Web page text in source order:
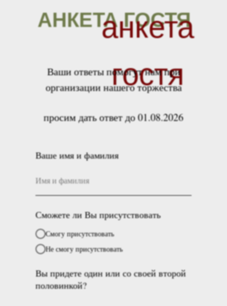
АНКЕТА ГОСТЯ
анкета
гостя
Ваше имя и фамилия
Сможете ли Вы присутствовать
Смогу присутствовать
Не смогу присутствовать
Вы придете один или со своей второй
половинкой?
Ваши ответы помогут нам при
организации нашего торжества
просим дать ответ до 01.08.2026